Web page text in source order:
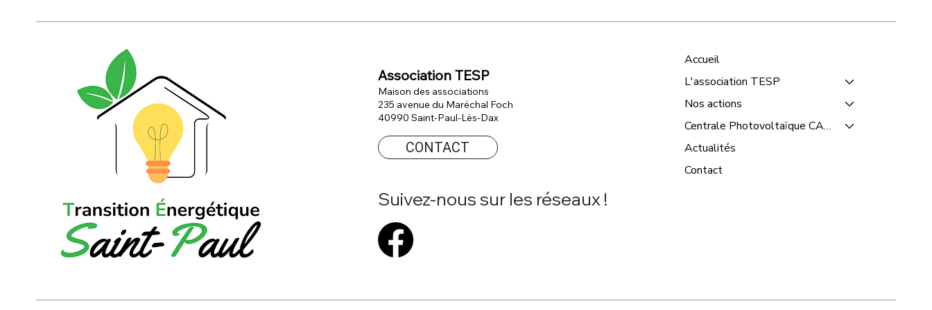
Association TESP
Maison des associations
235 avenue du Maréchal Foch
40990 Saint-Paul-Lès-Dax
CONTACT
Suivez-nous sur les réseaux !
Accueil
L'association TESP
Nos actions
Centrale Photovoltaïque CANDATE
Actualités
Contact